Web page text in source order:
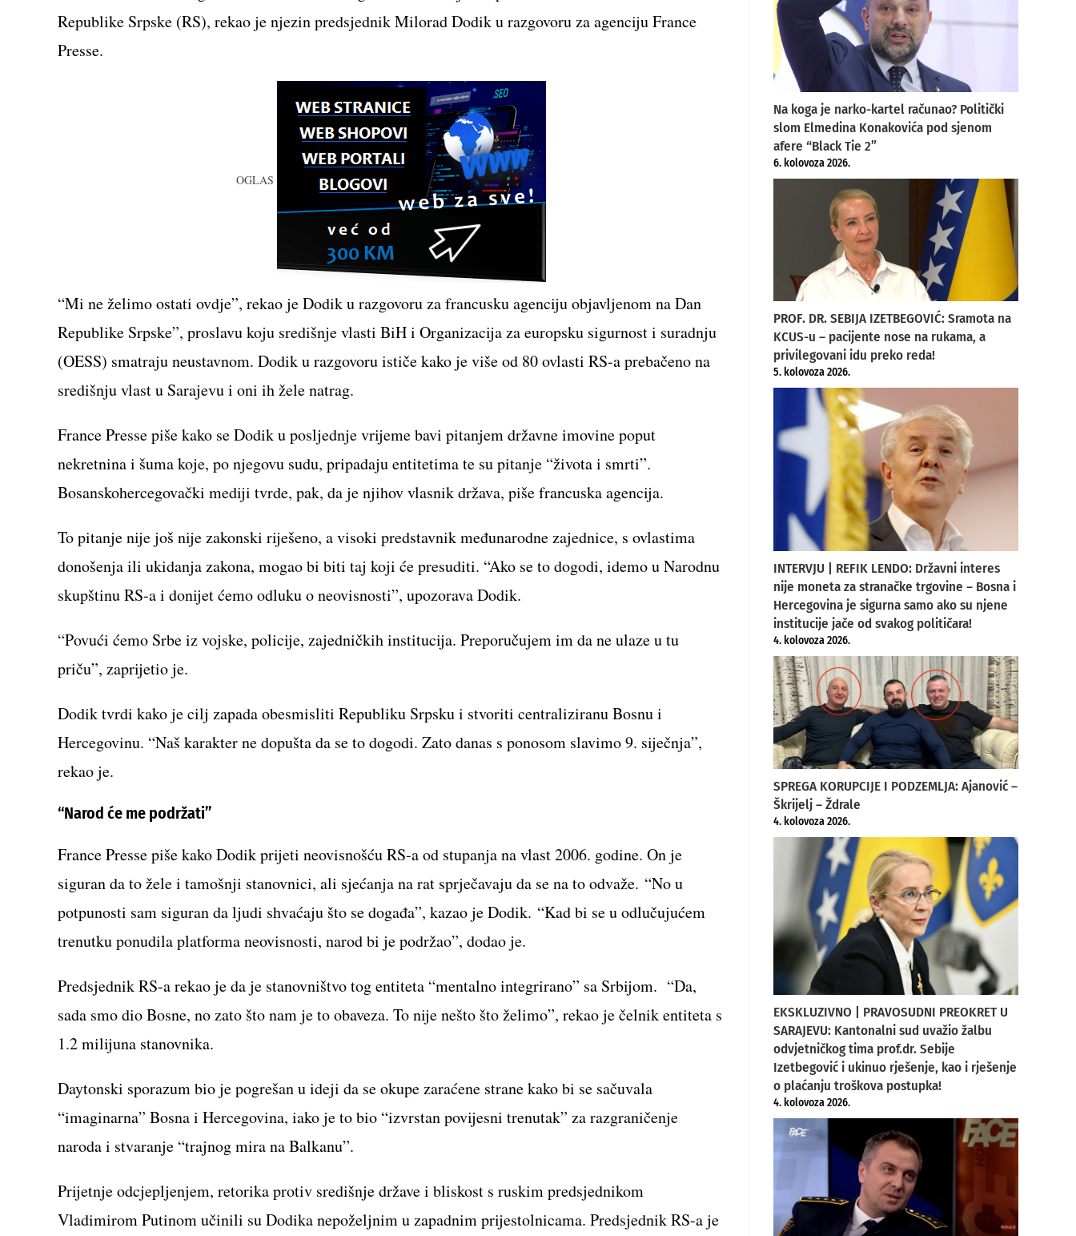
Republike Srpske (RS), rekao je njezin predsjednik Milorad Dodik u razgovoru za agenciju France
Presse.
OGLAS
“Mi ne želimo ostati ovdje”, rekao je Dodik u razgovoru za francusku agenciju objavljenom na Dan
Republike Srpske”, proslavu koju središnje vlasti BiH i Organizacija za europsku sigurnost i suradnju
(OESS) smatraju neustavnom. Dodik u razgovoru ističe kako je više od 80 ovlasti RS-a prebačeno na
središnju vlast u Sarajevu i oni ih žele natrag.
France Presse piše kako se Dodik u posljednje vrijeme bavi pitanjem državne imovine poput
nekretnina i šuma koje, po njegovu sudu, pripadaju entitetima te su pitanje “života i smrti”.
Bosanskohercegovački mediji tvrde, pak, da je njihov vlasnik država, piše francuska agencija.
To pitanje nije još nije zakonski riješeno, a visoki predstavnik međunarodne zajednice, s ovlastima
donošenja ili ukidanja zakona, mogao bi biti taj koji će presuditi. “Ako se to dogodi, idemo u Narodnu
skupštinu RS-a i donijet ćemo odluku o neovisnosti”, upozorava Dodik.
“Povući ćemo Srbe iz vojske, policije, zajedničkih institucija. Preporučujem im da ne ulaze u tu
priču”, zaprijetio je.
Dodik tvrdi kako je cilj zapada obesmisliti Republiku Srpsku i stvoriti centraliziranu Bosnu i
Hercegovinu. “Naš karakter ne dopušta da se to dogodi. Zato danas s ponosom slavimo 9. siječnja”,
rekao je.
“Narod će me podržati”
France Presse piše kako Dodik prijeti neovisnošću RS-a od stupanja na vlast 2006. godine. On je
siguran da to žele i tamošnji stanovnici, ali sjećanja na rat sprječavaju da se na to odvaže. “No u
potpunosti sam siguran da ljudi shvaćaju što se događa”, kazao je Dodik. “Kad bi se u odlučujućem
trenutku ponudila platforma neovisnosti, narod bi je podržao”, dodao je.
Predsjednik RS-a rekao je da je stanovništvo tog entiteta “mentalno integrirano” sa Srbijom. “Da,
sada smo dio Bosne, no zato što nam je to obaveza. To nije nešto što želimo”, rekao je čelnik entiteta s
1.2 milijuna stanovnika.
Daytonski sporazum bio je pogrešan u ideji da se okupe zaraćene strane kako bi se sačuvala
“imaginarna” Bosna i Hercegovina, iako je to bio “izvrstan povijesni trenutak” za razgraničenje
naroda i stvaranje “trajnog mira na Balkanu”.
Prijetnje odcjepljenjem, retorika protiv središnje države i bliskost s ruskim predsjednikom
Vladimirom Putinom učinili su Dodika nepoželjnim u zapadnim prijestolnicama. Predsjednik RS-a je
Na koga je narko-kartel računao? Politički
slom Elmedina Konakovića pod sjenom
afere “Black Tie 2”
6. kolovoza 2026.
PROF. DR. SEBIJA IZETBEGOVIĆ: Sramota na
KCUS-u – pacijente nose na rukama, a
privilegovani idu preko reda!
5. kolovoza 2026.
INTERVJU | REFIK LENDO: Državni interes
nije moneta za stranačke trgovine – Bosna i
Hercegovina je sigurna samo ako su njene
institucije jače od svakog političara!
4. kolovoza 2026.
SPREGA KORUPCIJE I PODZEMLJA: Ajanović –
Škrijelj – Ždrale
4. kolovoza 2026.
EKSKLUZIVNO | PRAVOSUDNI PREOKRET U
SARAJEVU: Kantonalni sud uvažio žalbu
odvjetničkog tima prof.dr. Sebije
Izetbegović i ukinuo rješenje, kao i rješenje
o plaćanju troškova postupka!
4. kolovoza 2026.